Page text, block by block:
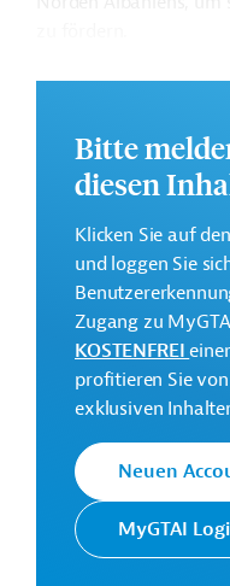
Weitere
GTAI informiert über
und praktische
100 Millionen Euro
Geberbeitrag:
50 Millionen Euro
Bitte
diesen
Klicken Sie auf
und loggen Sie
Zugang zu
KOSTENFREI
profitieren Sie
exklusiven
Neuen
MyGTAI